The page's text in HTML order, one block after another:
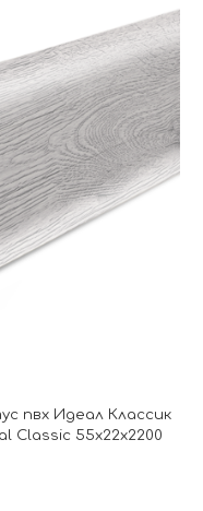
пвх Идеал Классик
Classic 55х22х2200